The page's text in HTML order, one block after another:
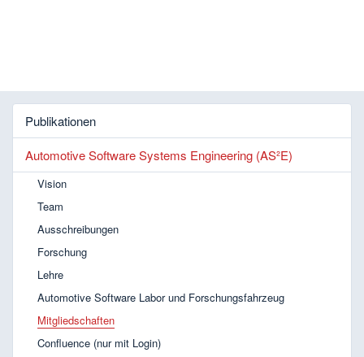
Publikationen
Automotive Software Systems Engineering (AS²E)
Vision
Team
Ausschreibungen
Forschung
Lehre
Automotive Software Labor und Forschungsfahrzeug
Mitgliedschaften
Confluence (nur mit Login)